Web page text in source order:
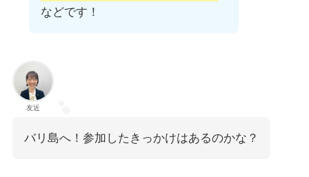
などです！
友近
バリ島へ！参加したきっかけはあるのかな？